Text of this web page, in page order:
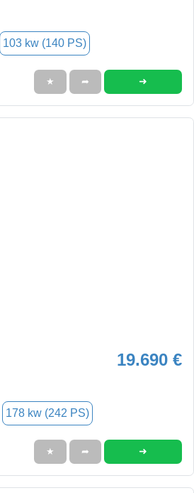
103 kw (140 PS)
★ ➦ ➜
19.690 €
178 kw (242 PS)
★ ➦ ➜